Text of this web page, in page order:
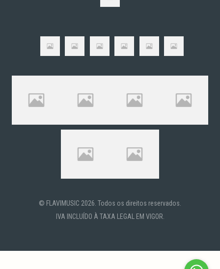
© FLAVIMUSIC 2026. Todos os direitos reservados.
IVA INCLUÍDO À TAXA LEGAL EM VIGOR.